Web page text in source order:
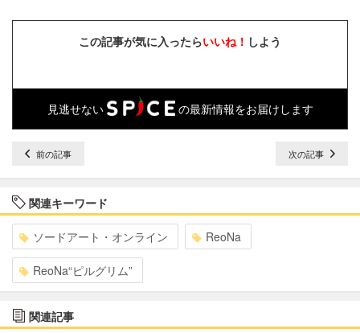
この記事が気に入ったらいいね！ しよう
見逃せない の最新情報をお届けします
前の記事 次の記事
関連キーワード
ソードアート・オンライン ReoNa
ReoNa“ピルグリム”
関連記事